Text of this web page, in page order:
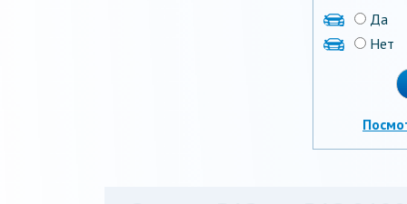
Да
Нет